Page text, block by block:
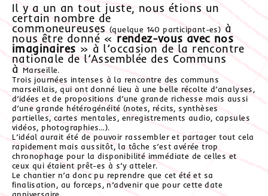
Il y a un an tout juste, nous étions un
certain nombre de
commoneureuses (quelque 140 participant-es) à
nous être donné «rendez-vous avec nos
imaginaires » à l’occasion de la rencontre
nationale de l’Assemblée des Communs
à
Marseille.
Trois journées intenses à la rencontre des communs
marseillais, qui ont donné lieu à une belle récolte d’analyses,
d’idées et de propositions d’une grande richesse mais aussi
d’une grande hétérogénéité (notes, récits, synthèses
partielles, cartes mentales, enregistrements audio, capsules
vidéos, photographies…).
L’idéal aurait été de pouvoir rassembler et partager tout cela
rapidement mais aussitôt, la tâche s’est avérée trop
chronophage pour la disponibilité immédiate de celles et
ceux qui étaient prêt-es à s’y atteler.
Le chantier n’a donc pu reprendre que cet été et sa
finalisation, au forceps, n’advenir que pour cette date
anniversaire.